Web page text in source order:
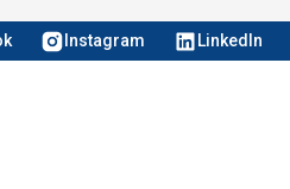
Instagram LinkedIn